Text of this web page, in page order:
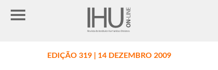
EDIÇÃO 319 | 14 DEZEMBRO 2009